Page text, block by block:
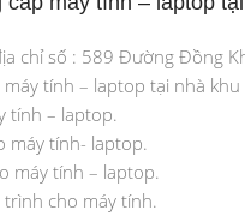
chỉ số : 589 Đường Đồng
máy tính – laptop tại nhà
tính – laptop.
máy tính- laptop.
máy tính – laptop.
trình cho máy tính.